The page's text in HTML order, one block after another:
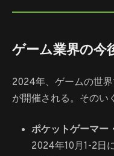
ゲーム業界の今
2024年、ゲームの世
が開催される。そのい
ポケットゲーマー
2024年10月1-2日